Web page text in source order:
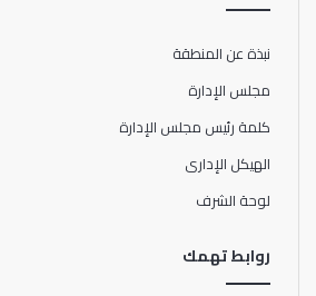
نبذة عن المنطقة
مجلس الإدارة
كلمة رئيس مجلس الإدارة
الهيكل الإدارى
لوحة الشرف
روابط تهمك